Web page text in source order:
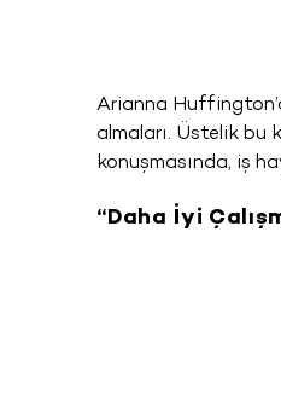
Arianna
almaları. Üstelik bu
konuşmasında, iş
“Daha İyi